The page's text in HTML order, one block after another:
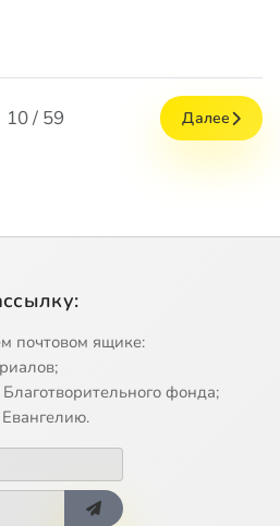
10 / 59 Далее
почтовом ящике:
фонда;